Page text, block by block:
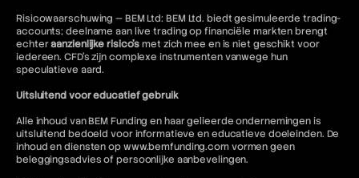
Risicowaarschuwing — BEM Ltd: BEM Ltd. biedt gesimuleerde trading-
accounts; deelname aan live trading op financiële markten brengt
echteraanzienlijke risico'smet zich mee en is niet geschikt voor
iedereen. CFD's zijn complexe instrumenten vanwege hun
speculatieve aard.
Uitsluitend voor educatief gebruik
Alle inhoud van BEM Funding en haar gelieerde ondernemingen is
uitsluitend bedoeld voor informatieve en educatieve doeleinden. De
inhoud en diensten op www.bemfunding.com vormen geen
beleggingsadvies of persoonlijke aanbevelingen.